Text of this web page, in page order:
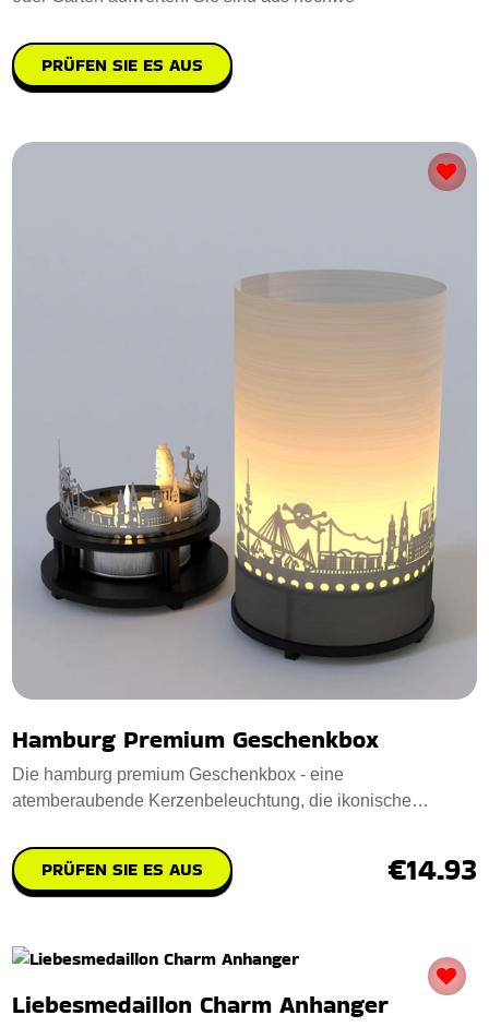
PRÜFEN SIE ES AUS
Hamburg Premium Geschenkbox
Die hamburg premium Geschenkbox - eine
atemberaubende Kerzenbeleuchtung, die ikonische
PRÜFEN SIE ES AUS €14.93
Liebesmedaillon Charm Anhanger